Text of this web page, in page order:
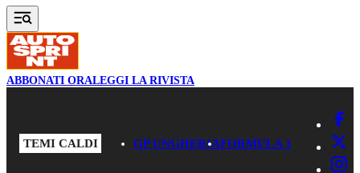
ABBONATI ORALEGGI LA RIVISTA
TEMI CALDI GP UNGHERIAFORMULA 1